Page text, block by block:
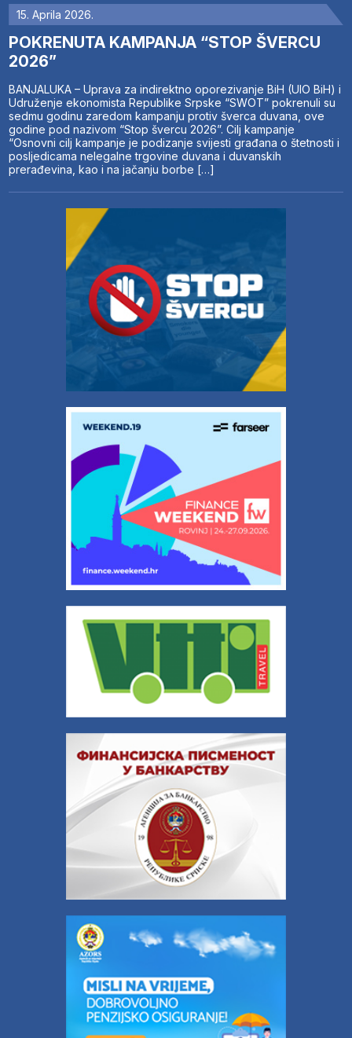
15. Aprila 2026.
POKRENUTA KAMPANJA “STOP ŠVERCU
2026”
BANJALUKA – Uprava za indirektno oporezivanje BiH (UIO BiH) i
Udruženje ekonomista Republike Srpske “SWOT” pokrenuli su
sedmu godinu zaredom kampanju protiv šverca duvana, ove
godine pod nazivom “Stop švercu 2026”. Cilj kampanje
“Osnovni cilj kampanje je podizanje svijesti građana o štetnosti i
posljedicama nelegalne trgovine duvana i duvanskih
prerađevina, kao i na jačanju borbe […]